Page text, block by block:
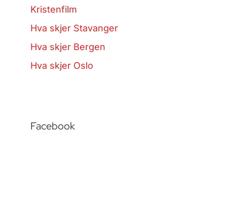
Kristenfilm
Hva skjer Stavanger
Hva skjer Bergen
Hva skjer Oslo
Facebook